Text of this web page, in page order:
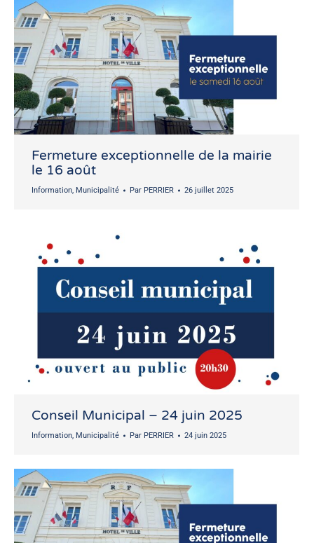
Fermeture exceptionnelle de la mairie
le 16 août
Information, Municipalité Par PERRIER 26 juillet 2025
Conseil Municipal – 24 juin 2025
Information, Municipalité Par PERRIER 24 juin 2025